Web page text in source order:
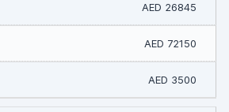
AED 26845
AED 72150
AED 3500